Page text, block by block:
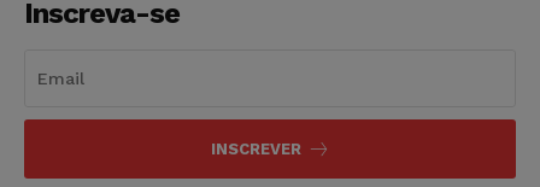
Inscreva-se
INSCREVER